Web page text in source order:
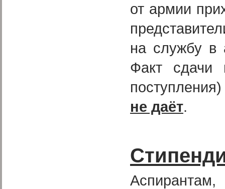
от армии
на службу в
Факт сдачи
не даёт.